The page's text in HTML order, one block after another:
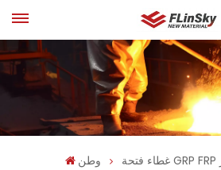
وطن